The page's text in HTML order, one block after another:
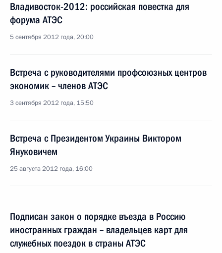
Владивосток-2012: российская повестка для
форума АТЭС
5 сентября 2012 года, 20:00
Встреча с руководителями профсоюзных центров
экономик – членов АТЭС
3 сентября 2012 года, 15:50
Встреча с Президентом Украины Виктором
Януковичем
25 августа 2012 года, 16:00
Подписан закон о порядке въезда в Россию
иностранных граждан – владельцев карт для
служебных поездок в страны АТЭС